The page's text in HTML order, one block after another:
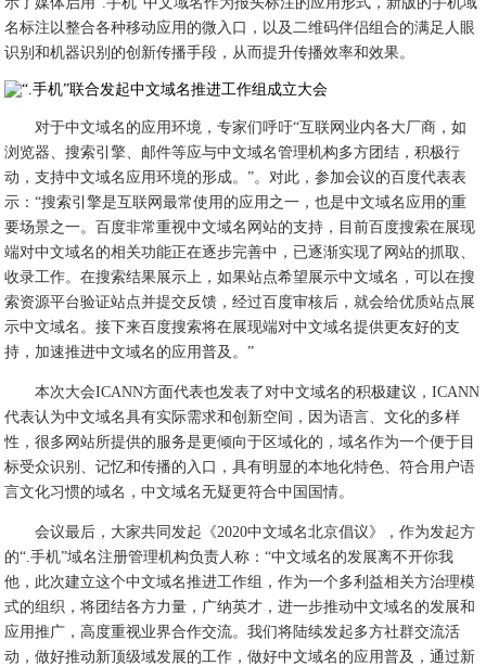
名标注以整合各种移动应用的微入口，以及二维码伴侣组合的满足人眼
识别和机器识别的创新传播手段，从而提升传播效率和效果。
对于中文域名的应用环境，专家们呼吁“互联网业内各大厂商，如
浏览器、搜索引擎、邮件等应与中文域名管理机构多方团结，积极行
动，支持中文域名应用环境的形成。”。对此，参加会议的百度代表表
示：“搜索引擎是互联网最常使用的应用之一，也是中文域名应用的重
要场景之一。百度非常重视中文域名网站的支持，目前百度搜索在展现
端对中文域名的相关功能正在逐步完善中，已逐渐实现了网站的抓取、
收录工作。在搜索结果展示上，如果站点希望展示中文域名，可以在搜
索资源平台验证站点并提交反馈，经过百度审核后，就会给优质站点展
示中文域名。接下来百度搜索将在展现端对中文域名提供更友好的支
持，加速推进中文域名的应用普及。”
本次大会ICANN方面代表也发表了对中文域名的积极建议，ICANN
代表认为中文域名具有实际需求和创新空间，因为语言、文化的多样
性，很多网站所提供的服务是更倾向于区域化的，域名作为一个便于目
标受众识别、记忆和传播的入口，具有明显的本地化特色、符合用户语
言文化习惯的域名，中文域名无疑更符合中国国情。
会议最后，大家共同发起《2020中文域名北京倡议》，作为发起方
的“.手机”域名注册管理机构负责人称：“中文域名的发展离不开你我
他，此次建立这个中文域名推进工作组，作为一个多利益相关方治理模
式的组织，将团结各方力量，广纳英才，进一步推动中文域名的发展和
应用推广，高度重视业界合作交流。我们将陆续发起多方社群交流活
动，做好推动新顶级域发展的工作，做好中文域名的应用普及，通过新